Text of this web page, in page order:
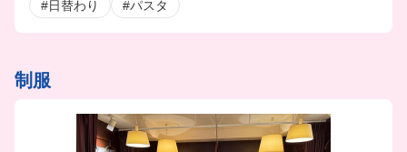
#日替わり #パスタ
制服